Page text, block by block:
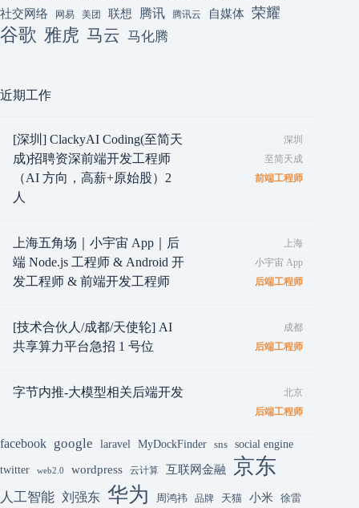
社交网络 网易 美团 联想 腾讯 腾讯云 自媒体 荣耀
谷歌 雅虎 马云 马化腾
近期工作
[深圳] ClackyAI Coding(至简天
成)招聘资深前端开发工程师
（AI 方向，高薪+原始股）2
人
深圳
至简天成
前端工程师
上海五角场｜小宇宙 App｜后
端 Node.js 工程师 & Android 开
发工程师 & 前端开发工程师
上海
小宇宙 App
后端工程师
[技术合伙人/成都/天使轮] AI
共享算力平台急招 1 号位
成都
后端工程师
字节内推-大模型相关后端开发
北京
后端工程师
facebook google laravel MyDockFinder sns social engine
twitter web2.0 wordpress 云计算 互联网金融 京东
人工智能 刘强东 华为 周鸿祎 品牌 天猫 小米 徐雷